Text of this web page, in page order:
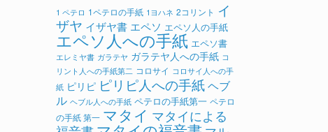
1 ペテロ 1ペテロの手紙 1ヨハネ 2コリント イ
ザヤ イザヤ書 エペソ エペソ人の手紙
エペソ人への手紙 エペソ書
エレミヤ書 ガラテヤ ガラテヤ人への手紙 コ
リント人への手紙第二 コロサイ コロサイ人への手
紙 ピリピ ピリピ人への手紙ヘブ
ル ヘブル人への手紙 ペテロの手紙第一 ペテロ
の手紙 第一 マタイ マタイによる